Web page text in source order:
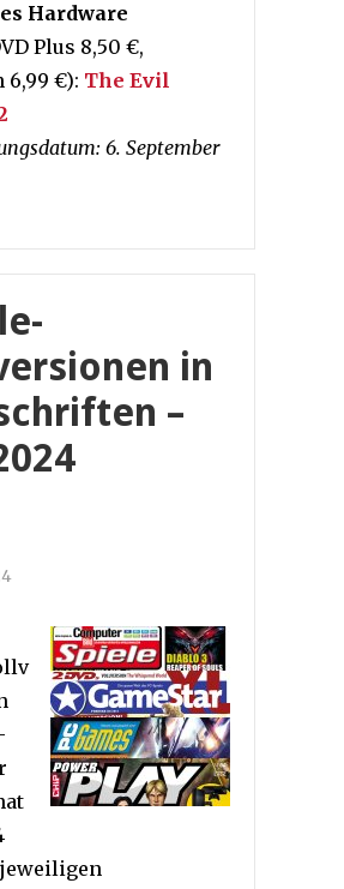
Hardware
Plus 8,50 €,
6,99 €): The Evil
6. September
in
–